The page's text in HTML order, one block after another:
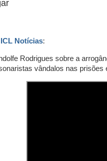
ICL Notícias:
Rodrigues sobre a
vândalos nas prisões